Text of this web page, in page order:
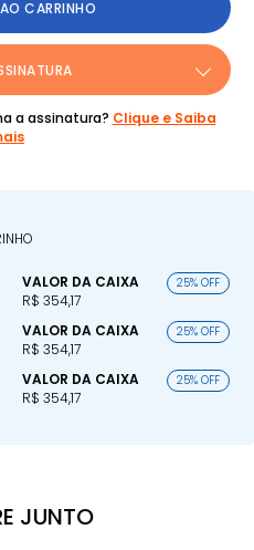
CARRINHO
a assinatura? Clique e Saiba
VALOR DA CAIXA
R$ 354,17
25% OFF
VALOR DA CAIXA
R$ 354,17
25% OFF
VALOR DA CAIXA
R$ 354,17
25% OFF
JUNTO